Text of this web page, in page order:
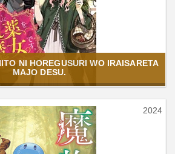
NI HOREGUSURI WO IRAISARETA
MAJO DESU.
2024